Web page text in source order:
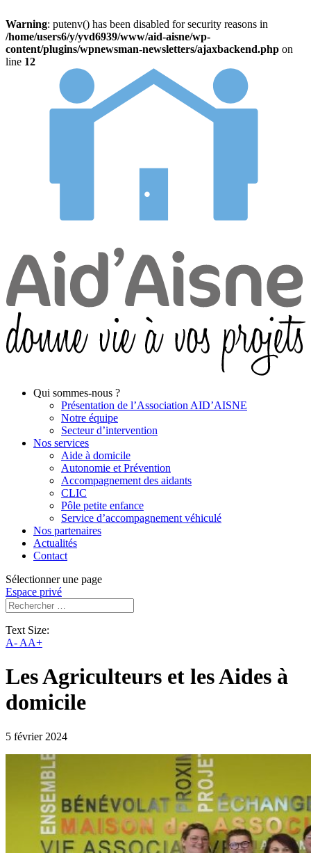
Warning: putenv() has been disabled for security reasons in
/home/users6/y/yvd6939/www/aid-aisne/wp-
content/plugins/wpnewsman-newsletters/ajaxbackend.php on
line 12
Qui sommes-nous ?
Présentation de l’Association AID’AISNE
Notre équipe
Secteur d’intervention
Nos services
Aide à domicile
Autonomie et Prévention
Accompagnement des aidants
CLIC
Pôle petite enfance
Service d’accompagnement véhiculé
Nos partenaires
Actualités
Contact
Sélectionner une page
Espace privé
Text Size:
A- AA+
Les Agriculteurs et les Aides à
domicile
5 février 2024